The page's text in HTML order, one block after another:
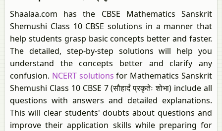
Shaalaa.com has the CBSE Mathematics Sanskrit
Shemushi Class 10 CBSE solutions in a manner that
help students grasp basic concepts better and faster.
The detailed, step-by-step solutions will help you
understand the concepts better and clarify any
confusion. NCERT solutions for Mathematics Sanskrit
Shemushi Class 10 CBSE 7 (सौहार्दं प्रकृतेः शोभा) include all
questions with answers and detailed explanations.
This will clear students' doubts about questions and
improve their application skills while preparing for